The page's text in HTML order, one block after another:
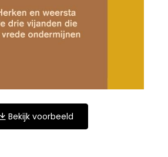
Bekijk voorbeeld